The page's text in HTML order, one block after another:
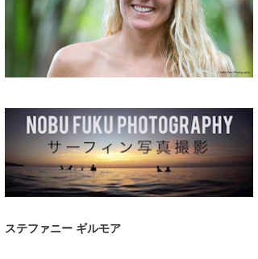
ステファニー ギルモア
千葉南
大阪
沖縄
VOTE!